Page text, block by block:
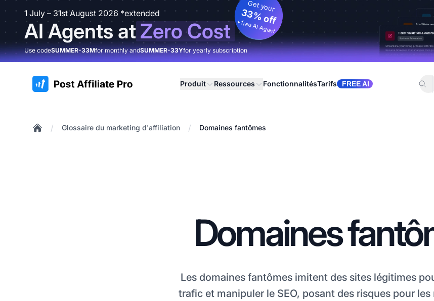
1 July – 31st August 2026 *extended
AI Agents atZero Cost
Get your
33% off
+ free AI Agent
Use codeSUMMER-33Mfor monthly andSUMMER-33Yfor yearly subscription
:site.title Produit Ressources FonctionnalitésTarifs FREE AI
/ Glossaire du marketing d'affiliation / Domaines fantômes
Domaines
Les domaines fantômes imitent des sites légitimes
trafic et manipuler le SEO, posant des risques pour les